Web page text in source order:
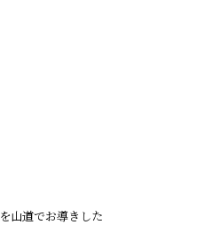
山道でお導きした